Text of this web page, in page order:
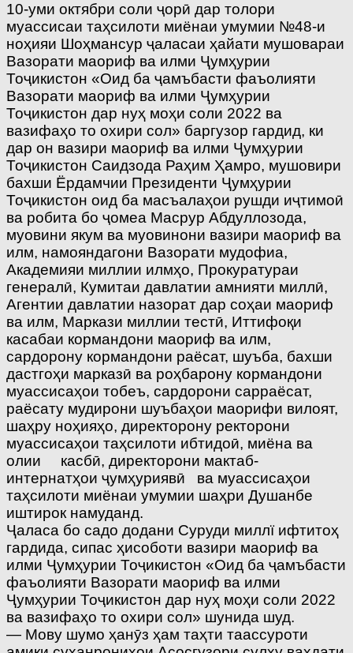
10-уми октябри соли ҷорӣ дар толори
муассисаи таҳсилоти миёнаи умумии №48-и
ноҳияи Шоҳмансур ҷаласаи ҳайати мушовараи
Вазорати маориф ва илми Ҷумҳурии
Тоҷикистон «Оид ба ҷамъбасти фаъолияти
Вазорати маориф ва илми Ҷумҳурии
Тоҷикистон дар нуҳ моҳи соли 2022 ва
вазифаҳо то охири сол» баргузор гардид, ки
дар он вазири маориф ва илми Ҷумҳурии
Тоҷикистон Саидзода Раҳим Ҳамро, мушовири
бахши Ёрдамчии Президенти Ҷумҳурии
Тоҷикистон оид ба масъалаҳои рушди иҷтимоӣ
ва робита бо ҷомеа Масрур Абдуллозода,
муовини якум ва муовинони вазири маориф ва
илм, намояндагони Вазорати мудофиа,
Академияи миллии илмҳо, Прокуратураи
генералӣ, Кумитаи давлатии амнияти миллӣ,
Агентии давлатии назорат дар соҳаи маориф
ва илм, Маркази миллии тестӣ, Иттифоқи
касабаи кормандони маориф ва илм,
сардорону кормандони раёсат, шуъба, бахши
дастгоҳи марказӣ ва роҳбарону кормандони
муассисаҳои тобеъ, сардорони сарраёсат,
раёсату мудирони шуъбаҳои маорифи вилоят,
шаҳру ноҳияҳо, директорону ректорони
муассисаҳои таҳсилоти ибтидоӣ, миёна ва
олии касбӣ, директорони мактаб-
интернатҳои ҷумҳуриявӣ ва муассисаҳои
таҳсилоти миёнаи умумии шаҳри Душанбе
иштирок намуданд.
Ҷаласа бо садо додани Суруди миллї ифтитоҳ
гардида, сипас ҳисоботи вазири маориф ва
илми Ҷумҳурии Тоҷикистон «Оид ба ҷамъбасти
фаъолияти Вазорати маориф ва илми
Ҷумҳурии Тоҷикистон дар нуҳ моҳи соли 2022
ва вазифаҳо то охири сол» шунида шуд.
— Мову шумо ҳанӯз ҳам таҳти таассуроти